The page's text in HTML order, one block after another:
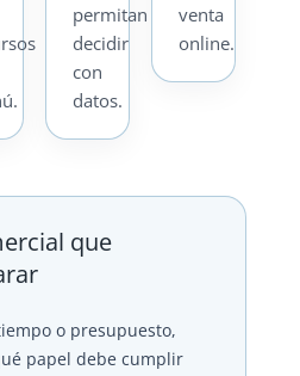
permitan
decidir
con
datos.
venta
online.
que
o presupuesto,
papel debe cumplir